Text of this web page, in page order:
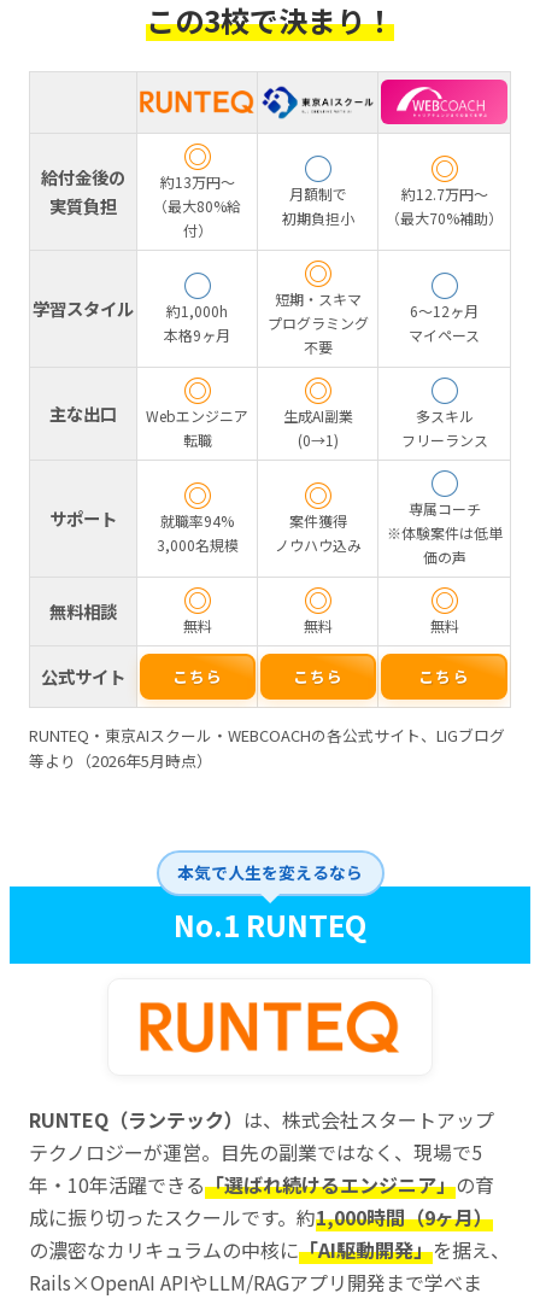
この3校で決まり！
給付金後の
実質負担
◎
約13万円〜
（最大80%給
付）
○
月額制で
初期負担小
◎
約12.7万円〜
（最大70%補助）
学習スタイル
○
約1,000h
本格9ヶ月
◎
短期・スキマ
プログラミング
不要
○
6〜12ヶ月
マイペース
主な出口
◎
Webエンジニア
転職
◎
生成AI副業
(0→1)
○
多スキル
フリーランス
サポート
◎
就職率94%
3,000名規模
◎
案件獲得
ノウハウ込み
○
専属コーチ
※体験案件は低単
価の声
無料相談 ◎
無料
◎
無料
◎
無料
公式サイト こちら こちら こちら
RUNTEQ・東京AIスクール・WEBCOACHの各公式サイト、LIGブログ
等より（2026年5月時点）
本気で人生を変えるなら
No.1 RUNTEQ
RUNTEQ（ランテック） は、株式会社スタートアップ
テクノロジーが運営。目先の副業ではなく、現場で5
年・10年活躍できる「選ばれ続けるエンジニア」の育
成に振り切ったスクールです。約1,000時間（9ヶ月）
の濃密なカリキュラムの中核に「AI駆動開発」を据え、
Rails×OpenAI APIやLLM/RAGアプリ開発まで学べま